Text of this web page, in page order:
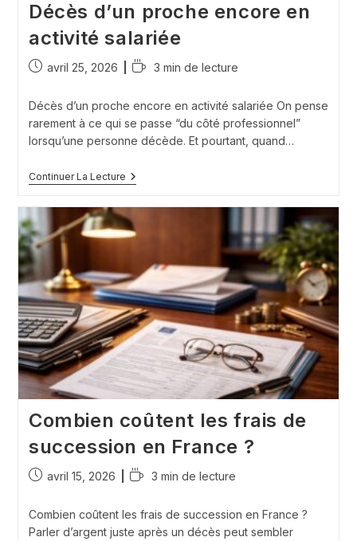
Décès d’un proche encore en
activité salariée
Publication
avril 25, 2026
Temps3 min de lecture
Décès d’un proche encore en activité salariée On pense
rarement à ce qui se passe “du côté professionnel”
lorsqu’une personne décède. Et pourtant, quand…
Continuer La LectureDécès
D’un
Encore
En
Activité
Combien coûtent les frais de
succession en France ?
Publication
avril 15, 2026
Temps
lecture :
3 min de lecture
Combien coûtent les frais de succession en France ?
Parler d’argent juste après un décès peut sembler